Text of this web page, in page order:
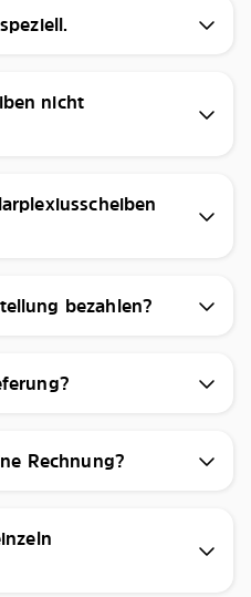
nicht
bezahlen?
Rechnung?